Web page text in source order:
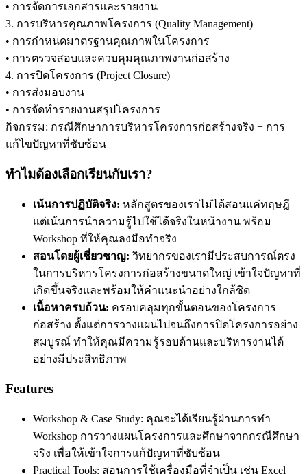
• การจัดการเอกสารและรายงาน
3. การบริหารคุณภาพโครงการ (Quality Management)
• การกำหนดมาตรฐานคุณภาพในโครงการ
• การตรวจสอบและควบคุมคุณภาพงานก่อสร้าง
4. การปิดโครงการ (Project Closure)
• การส่งมอบงาน
• การจัดทำรายงานสรุปโครงการ
กิจกรรม: กรณีศึกษาการบริหารโครงการก่อสร้างจริง + การ
แก้ไขปัญหาที่ซับซ้อน
ทำไมต้องเลือกเรียนกับเรา?
เน้นการปฏิบัติจริง: หลักสูตรของเราไม่ได้สอนแค่ทฤษฎี
แต่เน้นการนำความรู้ไปใช้ได้จริงในหน้างาน พร้อม
Workshop ที่ให้คุณลงมือทำจริง
สอนโดยผู้เชี่ยวชาญ: วิทยากรของเรามีประสบการณ์ตรง
ในการบริหารโครงการก่อสร้างขนาดใหญ่ เข้าใจปัญหาที่
เกิดขึ้นจริงและพร้อมให้คำแนะนำอย่างใกล้ชิด
เนื้อหาครบถ้วน: ครอบคลุมทุกขั้นตอนของโครงการ
ก่อสร้าง ตั้งแต่การวางแผนไปจนถึงการปิดโครงการอย่าง
สมบูรณ์ ทำให้คุณมีความรู้รอบด้านและบริหารงานได้
อย่างมีประสิทธิภาพ
Features
Workshop & Case Study: คุณจะได้เรียนรู้ผ่านการทำ
Workshop การวางแผนโครงการและศึกษาจากกรณีศึกษา
จริง เพื่อให้เข้าใจการแก้ปัญหาที่ซับซ้อน
Practical Tools: สอนการใช้เครื่องมือที่จำเป็น เช่น Excel